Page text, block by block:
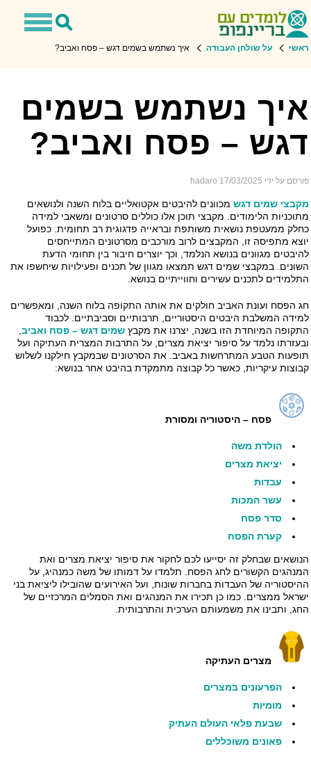
Toggle
Toggle
ראשי על שולחן העבודה איך נשתמש בשמים דגש – פסח ואביב?
איך נשתמש בשמים
דגש – פסח ואביב?
פורסם על ידי hadaro 17/03/2025
מקבצי שמים דגש מכוונים להיבטים אקטואליים בלוח השנה ולנושאים
מתוכניות הלימודים. מקבצי תוכן אלו כוללים סרטונים ומשאבי למידה
כחלק ממעטפת נושאית משותפת ובראייה פדגוגית רב תחומית. כפועל
יוצא מתפיסה זו, המקבצים לרוב מורכבים מסרטונים המתייחסים
להיבטים מגוונים בנושא הנלמד, וכך יוצרים חיבור בין תחומי הדעת
השונים. במקבצי שמים דגש תמצאו מגוון של תכנים ופעילויות שיחשפו את
התלמידים לתכנים עשירים וחווייתיים בנושא.
חג הפסח ועונת האביב חולקים את אותה התקופה בלוח השנה, ומאפשרים
למידה המשלבת היבטים היסטוריים, תרבותיים וסביבתיים. לכבוד
התקופה המיוחדת הזו בשנה, יצרנו את מקבץ שמים דגש – פסח ואביב
ובעזרתו נלמד על סיפור יציאת מצרים, על התרבות המצרית העתיקה ועל
תופעות הטבע המתרחשות באביב. את הסרטונים שבמקבץ חילקנו לשלוש
קבוצות עיקריות, כאשר כל קבוצה מתמקדת בהיבט אחר בנושא:
פסח – היסטוריה ומסורת
הולדת משה
יציאת מצרים
עבדות
עשר המכות
סדר פסח
קערת הפסח
הנושאים שבחלק זה יסייעו לכם לחקור את סיפור יציאת מצרים ואת
המנהגים הקשורים לחג הפסח. תלמדו על דמותו של משה כמנהיג, על
ההיסטוריה של העבדות בחברות שונות, ועל האירועים שהובילו ליציאת בני
ישראל ממצרים. כמו כן תכירו את המנהגים ואת הסמלים המרכזיים של
החג, ותבינו את משמעותם הערכית והתרבותית.
מצרים העתיקה
הפרעונים במצרים
מומיות
שבעת פלאי העולם העתיק
פאונים משוכללים